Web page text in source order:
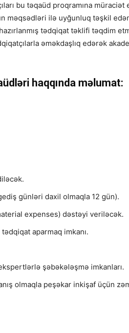
bu təqaüd proqramına müraciət
məqsədləri ilə uyğunluq təşkil
tədqiqat təklifi təqdim
əməkdaşlıq edərək
haqqında məlumat:
günləri daxil olmaqla 12 gün).
expenses) dəstəyi veriləcək.
aparmaq imkanı.
şəbəkələşmə imkanları.
olmaqla peşəkar inkişaf üçün